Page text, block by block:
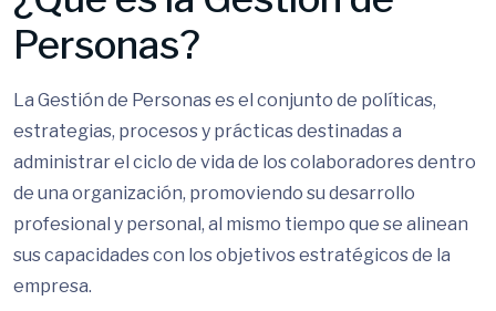
Personas?
La Gestión de Personas es el conjunto de políticas,
estrategias, procesos y prácticas destinadas a
administrar el ciclo de vida de los colaboradores dentro
de una organización, promoviendo su desarrollo
profesional y personal, al mismo tiempo que se alinean
sus capacidades con los objetivos estratégicos de la
empresa.